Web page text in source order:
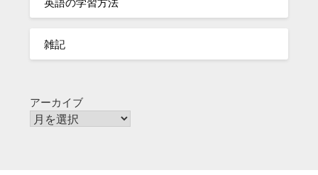
雑記
アーカイブ